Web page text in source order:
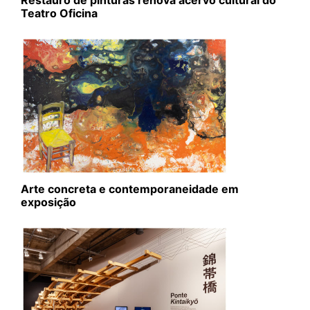
Teatro Oficina
Arte concreta e contemporaneidade em
exposição